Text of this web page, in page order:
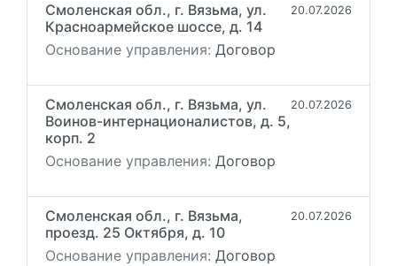
Смоленская обл., г. Вязьма, ул.
Красноармейское шоссе, д. 14
20.07.2026
Основание управления: Договор
Смоленская обл., г. Вязьма, ул.
Воинов-интернационалистов, д. 5,
корп. 2
20.07.2026
Основание управления: Договор
Смоленская обл., г. Вязьма,
проезд. 25 Октября, д. 10
20.07.2026
Основание управления: Договор